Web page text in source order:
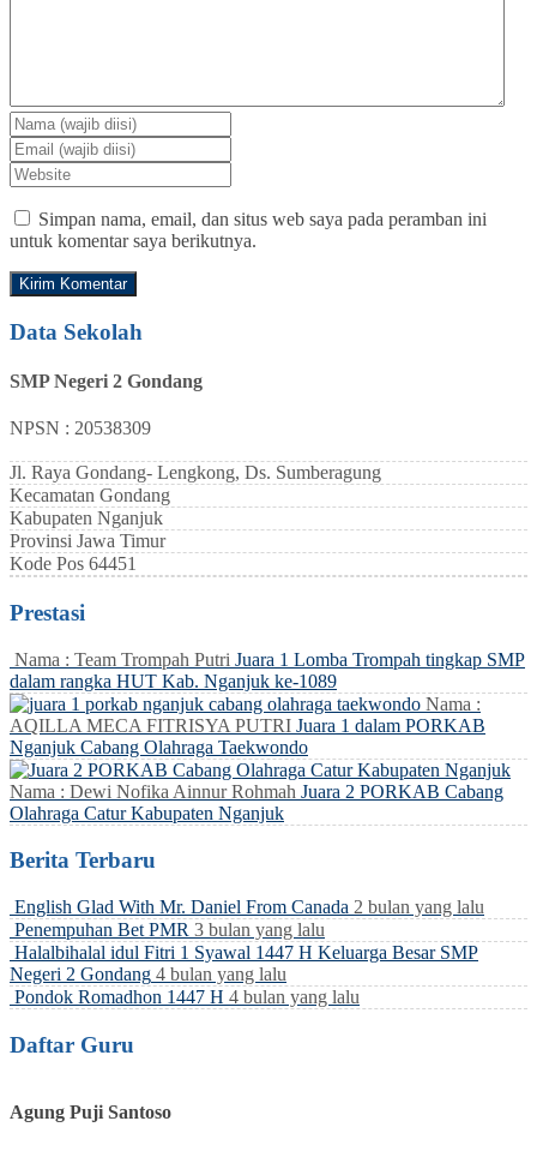
Simpan nama, email, dan situs web saya pada peramban ini
untuk komentar saya berikutnya.
Data Sekolah
SMP Negeri 2 Gondang
NPSN : 20538309
Jl. Raya Gondang- Lengkong, Ds. Sumberagung
Kecamatan Gondang
Kabupaten Nganjuk
Provinsi Jawa Timur
Kode Pos 64451
Prestasi
Nama : Team Trompah Putri Juara 1 Lomba Trompah tingkap SMP
dalam rangka HUT Kab. Nganjuk ke-1089
Nama :
AQILLA MECA FITRISYA PUTRI Juara 1 dalam PORKAB
Nganjuk Cabang Olahraga Taekwondo
Nama : Dewi Nofika Ainnur Rohmah Juara 2 PORKAB Cabang
Olahraga Catur Kabupaten Nganjuk
Berita Terbaru
English Glad With Mr. Daniel From Canada 2 bulan yang lalu
Penempuhan Bet PMR 3 bulan yang lalu
Halalbihalal idul Fitri 1 Syawal 1447 H Keluarga Besar SMP
Negeri 2 Gondang 4 bulan yang lalu
Pondok Romadhon 1447 H 4 bulan yang lalu
Daftar Guru
Agung Puji Santoso